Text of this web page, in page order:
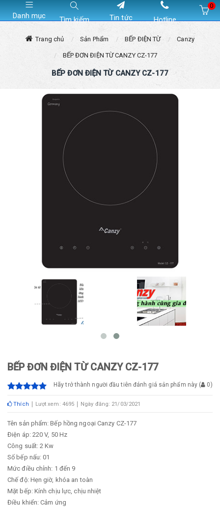
Danh mục Tìm kiếm Tin tức Hotline
0
Trang chủ Sản Phẩm BẾP ĐIỆN TỪ Canzy
BẾP ĐƠN ĐIỆN TỪ CANZY CZ-177
BẾP ĐƠN ĐIỆN TỪ CANZY CZ-177
BẾP ĐƠN ĐIỆN TỪ CANZY CZ-177
Hãy trở thành người đầu tiên đánh giá sản phẩm này ( 0)
Thích Lượt xem: 4695 Ngày đăng: 21/03/2021
Tên sản phẩm: Bếp hồng ngoại Canzy CZ-177
Điện áp: 220 V, 50 Hz
Công suất: 2 Kw
Số bếp nấu: 01
Mức điều chỉnh: 1 đến 9
Chế độ: Hẹn giờ, khóa an toàn
Mặt bếp: Kính chịu lực, chịu nhiệt
Điều khiển: Cảm ứng